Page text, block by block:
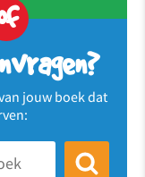
jouw boek dat